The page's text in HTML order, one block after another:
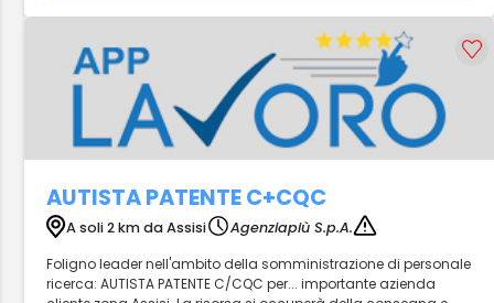
AUTISTA PATENTE C+CQC
A soli 2 km da Assisi
Agenziapiù S.p.A.
Foligno leader nell'ambito della somministrazione di personale
ricerca: AUTISTA PATENTE C/CQC per... importante azienda